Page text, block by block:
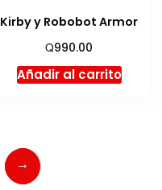
Kirby y Robobot Armor
Q990.00
Añadir al carrito
→